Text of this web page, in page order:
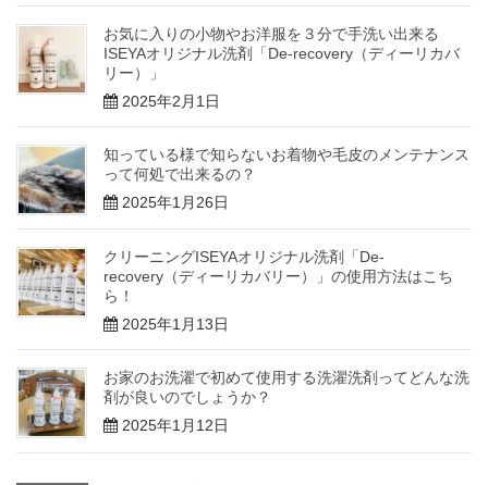
お気に入りの小物やお洋服を３分で手洗い出来る
ISEYAオリジナル洗剤「De-recovery（ディーリカバ
リー）」
2025年2月1日
知っている様で知らないお着物や毛皮のメンテナンス
って何処で出来るの？
2025年1月26日
クリーニングISEYAオリジナル洗剤「De-
recovery（ディーリカバリー）」の使用方法はこち
ら！
2025年1月13日
お家のお洗濯で初めて使用する洗濯洗剤ってどんな洗
剤が良いのでしょうか？
2025年1月12日